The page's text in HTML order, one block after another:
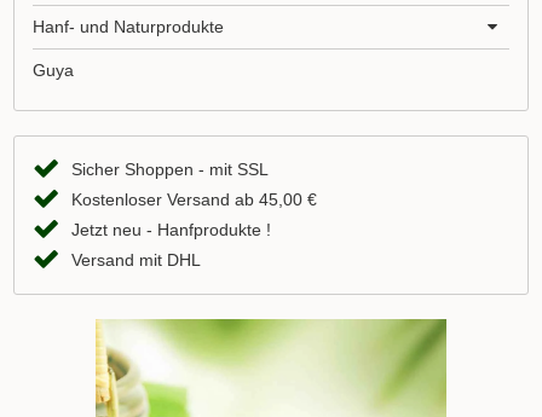
Hanf- und Naturprodukte
Guya
Sicher Shoppen - mit SSL
Kostenloser Versand ab 45,00 €
Jetzt neu - Hanfprodukte !
Versand mit DHL